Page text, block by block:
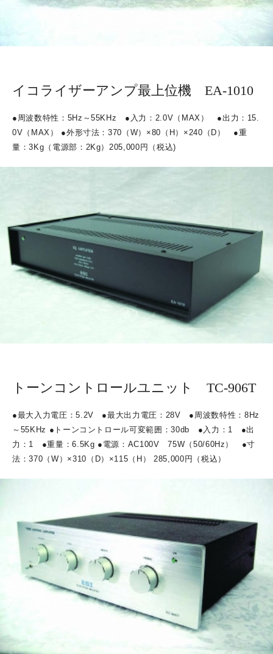
イコライザーアンプ最上位機 EA-1010
● 周波数特性： 5Hz ～55KHz ● 入力： 2.0V （ MAX ） ●出力： 15.
0V （ MAX ） ●外形寸法：370 （ W） ×80 （ H ） ×240 （ D ） ●重
量：3Kg （電源部： 2Kg）205,000 円（税込)
トーンコントロールユニット TC-906T
●最大入力電圧：5.2V ●最大出力電圧： 28V ● 周波数特性： 8Hz
～ 55KHz ● トーンコントロール可変範囲：30db ● 入力： 1 ●出
力： 1 ●重量：6.5Kg ● 電源： AC100V 75W （ 50/60Hz ） ●寸
法：370 （ W ） ×310 （ D） ×115 （ H ） 285,000 円（税込）